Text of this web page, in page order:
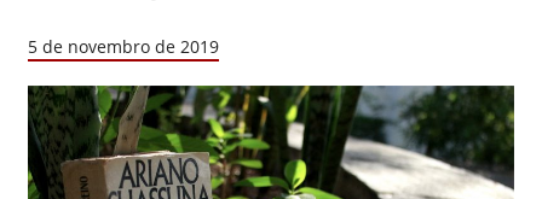
5 de novembro de 2019